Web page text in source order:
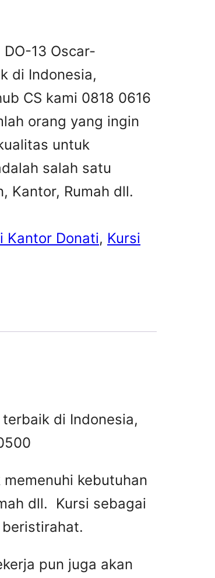
13 Oscar-
di Indonesia,
CS kami 0818 0616
orang yang ingin
untuk
salah satu
Kantor, Rumah dll.
Kantor Donati, Kursi
di Indonesia,
kebutuhan
dll. Kursi sebagai
pun juga akan